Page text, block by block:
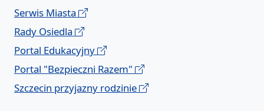
Serwis Miasta
Rady Osiedla
Portal Edukacyjny
Portal "Bezpieczni Razem"
Szczecin przyjazny rodzinie